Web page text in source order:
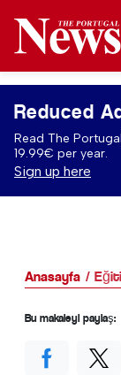
Reduced
Read The
19.99€ per year.
Sign up here
Anasayfa
Bu makaleyi paylaş: